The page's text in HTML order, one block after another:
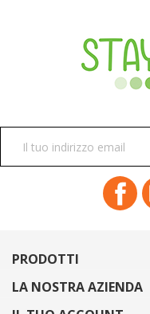
PRODOTTI
LA NOSTRA AZIENDA